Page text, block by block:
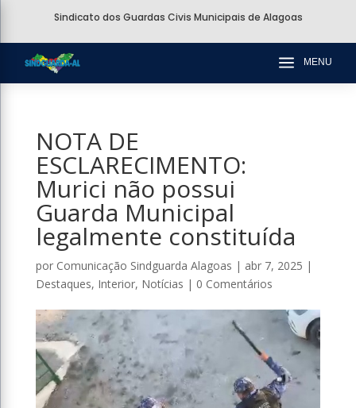
Sindicato dos Guardas Civis Municipais de Alagoas
a MENU
NOTA DE
ESCLARECIMENTO:
Murici não possui
Guarda Municipal
legalmente constituída
por Comunicação Sindguarda Alagoas | abr 7, 2025 |
Destaques, Interior, Notícias | 0 Comentários